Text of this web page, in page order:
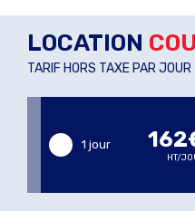
LOCATION
TARIF HORS TAXE PAR JOUR
1 jour
HT/